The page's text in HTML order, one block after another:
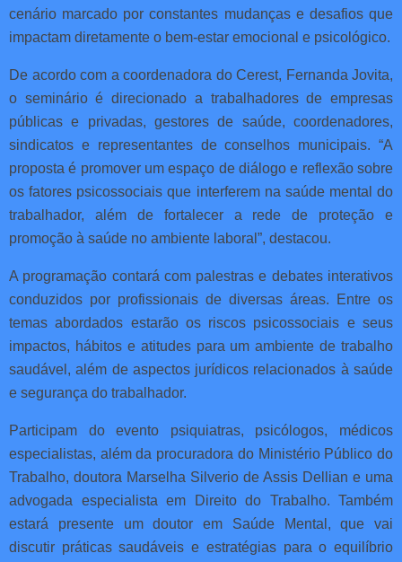
cenário marcado por constantes mudanças e desafios que
impactam diretamente o bem-estar emocional e psicológico.
De acordo com a coordenadora do Cerest, Fernanda Jovita,
o seminário é direcionado a trabalhadores de empresas
públicas e privadas, gestores de saúde, coordenadores,
sindicatos e representantes de conselhos municipais. “A
proposta é promover um espaço de diálogo e reflexão sobre
os fatores psicossociais que interferem na saúde mental do
trabalhador, além de fortalecer a rede de proteção e
promoção à saúde no ambiente laboral”, destacou.
A programação contará com palestras e debates interativos
conduzidos por profissionais de diversas áreas. Entre os
temas abordados estarão os riscos psicossociais e seus
impactos, hábitos e atitudes para um ambiente de trabalho
saudável, além de aspectos jurídicos relacionados à saúde
e segurança do trabalhador.
Participam do evento psiquiatras, psicólogos, médicos
especialistas, além da procuradora do Ministério Público do
Trabalho, doutora Marselha Silverio de Assis Dellian e uma
advogada especialista em Direito do Trabalho. Também
estará presente um doutor em Saúde Mental, que vai
discutir práticas saudáveis e estratégias para o equilíbrio